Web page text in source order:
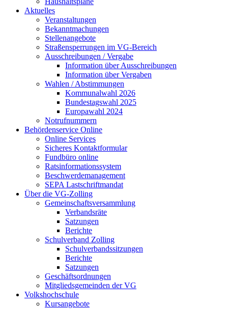
Aktuelles
Veranstaltungen
Bekanntmachungen
Stellenangebote
Straßensperrungen im VG-Bereich
Ausschreibungen / Vergabe
Information über Ausschreibungen
Information über Vergaben
Wahlen / Abstimmungen
Kommunalwahl 2026
Bundestagswahl 2025
Europawahl 2024
Notrufnummern
Behördenservice Online
Online Services
Sicheres Kontaktformular
Fundbüro online
Ratsinformationssystem
Beschwerdemanagement
SEPA Lastschriftmandat
Über die VG-Zolling
Gemeinschaftsversammlung
Verbandsräte
Satzungen
Berichte
Schulverband Zolling
Schulverbandssitzungen
Berichte
Satzungen
Geschäftsordnungen
Mitgliedsgemeinden der VG
Volkshochschule
Kursangebote